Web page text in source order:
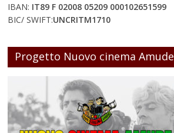
IBAN: IT89 F 02008 05209 000102651599
BIC/ SWIFT:UNCRITM1710
Progetto Nuovo cinema Amude